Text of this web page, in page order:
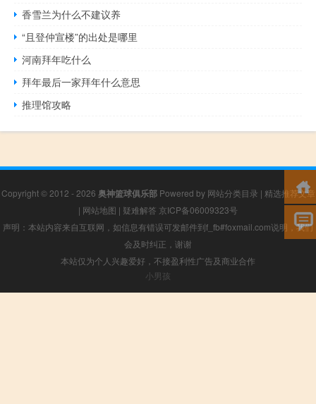
香雪兰为什么不建议养
“且登仲宣楼”的出处是哪里
河南拜年吃什么
拜年最后一家拜年什么意思
推理馆攻略
Copyright © 2012 - 2026 奥神篮球俱乐部Powered by 网站分类目录 | 精选推荐文章
| 网站地图 | 疑难解答 京ICP备06009323号
声明：本站内容来自互联网，如信息有错误可发邮件到f_fb#foxmail.com说明，我们
会及时纠正，谢谢
本站仅为个人兴趣爱好，不接盈利性广告及商业合作
小男孩